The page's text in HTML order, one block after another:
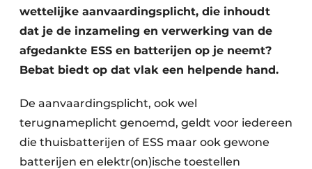
wettelijke aanvaardingsplicht, die inhoudt
dat je de inzameling en verwerking van de
afgedankte ESS en batterijen op je neemt?
Bebat biedt op dat vlak een helpende hand.
De aanvaardingsplicht, ook wel
terugnameplicht genoemd, geldt voor iedereen
die thuisbatterijen of ESS maar ook gewone
batterijen en elektr(on)ische toestellen